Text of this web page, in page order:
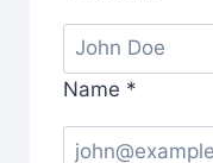
Name *